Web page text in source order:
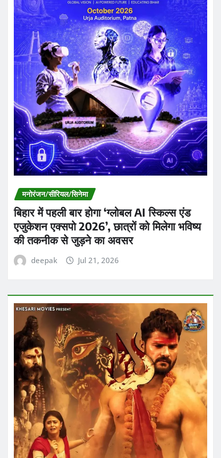
मनोरंजन/सीरियल/सिनेमा
बिहार में पहली बार होगा ‘ग्लोबल AI स्किल्स एंड
एजुकेशन एक्सपो 2026’, छात्रों को मिलेगा भविष्य
की तकनीक से जुड़ने का अवसर
deepak Jul 21, 2026